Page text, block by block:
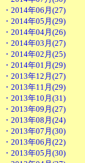
・2014年06月(27)
・2014年05月(29)
・2014年04月(26)
・2014年03月(27)
・2014年02月(25)
・2014年01月(29)
・2013年12月(27)
・2013年11月(29)
・2013年10月(31)
・2013年09月(27)
・2013年08月(24)
・2013年07月(30)
・2013年06月(22)
・2013年05月(30)